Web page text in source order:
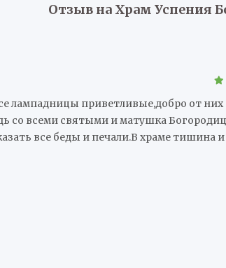
Отзыв на Храм Успения
лампадницы приветливые,добро от
со всеми святыми и матушка
все беды и печали.В храме